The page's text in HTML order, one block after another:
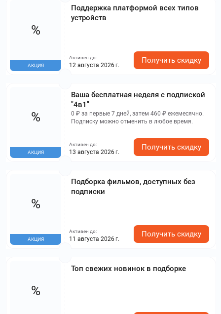
Поддержка платформой всех типов
устройств
%
АКЦИЯ
Активен до:
12 августа 2026 г.
Получить скидку
Ваша бесплатная неделя с подпиской
"4в1"
0 ₽ за первые 7 дней, затем 460 ₽ ежемесячно.
Подписку можно отменить в любое время.
%
АКЦИЯ
Активен до:
13 августа 2026 г.
Получить скидку
Подборка фильмов, доступных без
подписки
%
АКЦИЯ
Активен до:
11 августа 2026 г.
Получить скидку
Топ свежих новинок в подборке
%